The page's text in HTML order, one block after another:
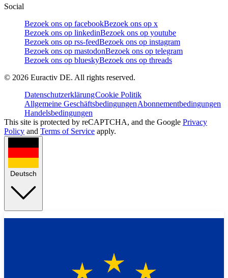
Social
Bezoek ons op facebookBezoek ons op x
Bezoek ons op linkedinBezoek ons op youtube
Bezoek ons op rss-feedBezoek ons op instagram
Bezoek ons op mastodonBezoek ons op telegram
Bezoek ons op blueskyBezoek ons op threads
© 2026 Euractiv DE. All rights reserved.
DatenschutzerklärungCookie Politik
Allgemeine GeschäftsbedingungenAbonnementbedingungen
Handelsbedingungen
This site is protected by reCAPTCHA, and the Google Privacy
Policy and Terms of Service apply.
Deutsch